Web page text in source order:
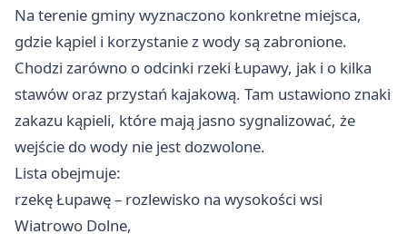
Na terenie gminy wyznaczono konkretne miejsca,
gdzie kąpiel i korzystanie z wody są zabronione.
Chodzi zarówno o odcinki rzeki Łupawy, jak i o kilka
stawów oraz przystań kajakową. Tam ustawiono znaki
zakazu kąpieli, które mają jasno sygnalizować, że
wejście do wody nie jest dozwolone.
Lista obejmuje:
rzekę Łupawę – rozlewisko na wysokości wsi
Wiatrowo Dolne,